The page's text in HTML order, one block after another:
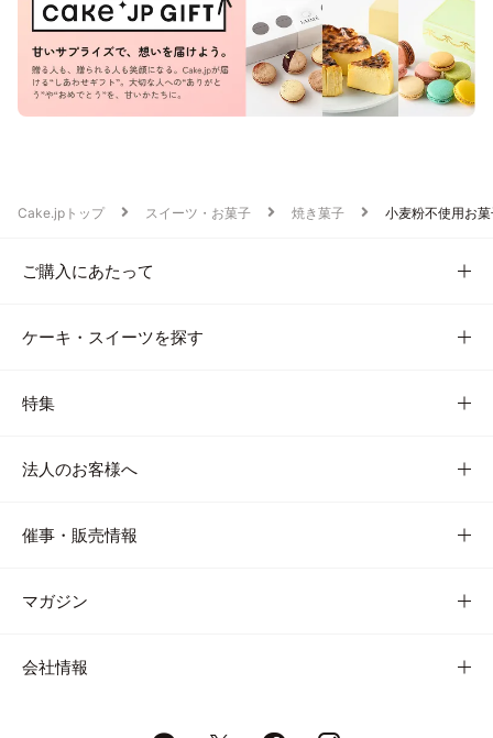
Cake.jpトップ スイーツ・お菓子 焼き菓子 小麦粉不使用お
ご購入にあたって
ケーキ・スイーツを探す
特集
法人のお客様へ
催事・販売情報
マガジン
会社情報